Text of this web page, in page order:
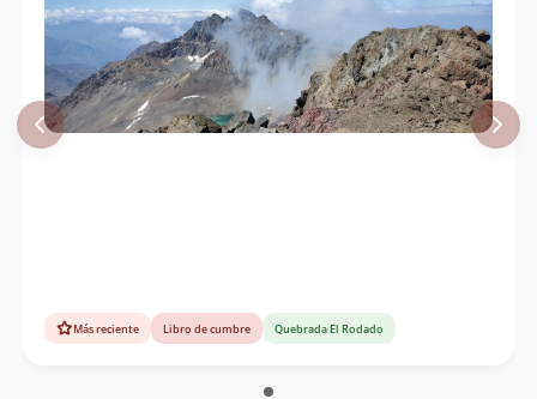
Más reciente Libro de cumbre Quebrada El Rodado